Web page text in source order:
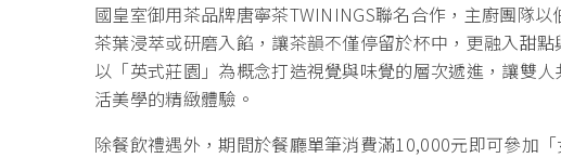
國皇室御用茶品牌唐寧茶TWININGS聯名合作，主廚團隊
茶葉浸萃或研磨入餡，讓茶韻不僅停留於杯中，更融入甜
以「英式莊園」為概念打造視覺與味覺的層次遞進，讓雙
活美學的精緻體驗。
除餐飲禮遇外，期間於餐廳單筆消費滿10,000元即可參加